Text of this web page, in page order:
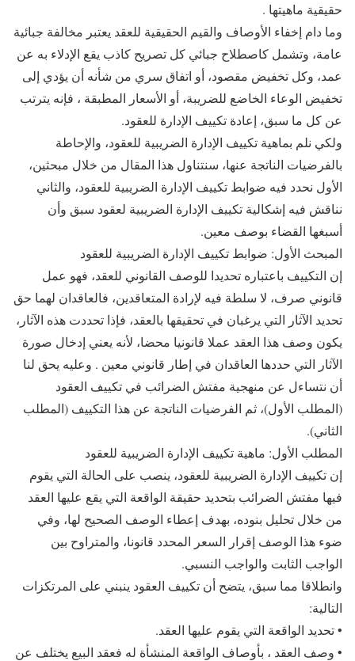
حقيقية ماهيتها .
وما دام إخفاء الأوصاف والقيم الحقيقية للعقد يعتبر مخالفة جبائية
عامة، وتشمل كاصطلاح جبائي كل تصريح كاذب يقع الإدلاء به عن
عمد، وكل تخفيض مقصود، أو اتفاق سري من شأنه أن يؤدي إلى
تخفيض الوعاء الخاضع للضريبة، أو الأسعار المطبقة ، فإنه يترتب
عن كل ما سبق، إعادة تكييف الإدارة للعقود.
ولكي نلم بماهية تكييف الإدارة الضريبية للعقود، والإحاطة
بالفرضيات الناتجة عنها، سنتناول هذا المقال من خلال مبحثين،
الأول نحدد فيه ضوابط تكييف الإدارة الضريبية للعقود، والثاني
نناقش فيه إشكالية تكييف الإدارة الضريبية لعقود سبق وأن
أسبغها القضاء بوصف معين.
المبحث الأول: ضوابط تكييف الإدارة الضريبية للعقود
إن التكييف باعتباره تحديدا للوصف القانوني للعقد، فهو عمل
قانوني صرف، لا سلطة فيه لإرادة المتعاقدين، فالعاقدان لهما حق
تحديد الآثار التي يرغبان في تحقيقها بالعقد، فإذا تحددت هذه الآثار،
يكون وصف هذا العقد عملا قانونيا محضا، لأنه يعني إدخال صورة
الآثار التي حددها العاقدان في إطار قانوني معين . وعليه يحق لنا
أن نتساءل عن منهجية مفتش الضرائب في تكييف العقود
(المطلب الأول)، ثم الفرضيات الناتجة عن هذا التكييف (المطلب
الثاني).
المطلب الأول: ماهية تكييف الإدارة الضريبية للعقود
إن تكييف الإدارة الضريبية للعقود، ينصب على الحالة التي يقوم
فيها مفتش الضرائب بتحديد حقيقة الواقعة التي يقع عليها العقد
من خلال تحليل بنوده، بهدف إعطاء الوصف الصحيح لها، وفي
ضوء هذا الوصف إقرار السعر المحدد قانونا، والمتراوح بين
الواجب الثابت والواجب النسبي.
وانطلاقا مما سبق، يتضح أن تكييف العقود ينبني على المرتكزات
التالية:
• تحديد الواقعة التي يقوم عليها العقد.
• وصف العقد ، بأوصاف الواقعة المنشأة له فعقد البيع يختلف عن